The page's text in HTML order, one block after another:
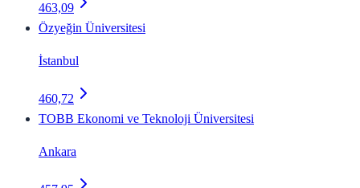
463,09
Özyeğin Üniversitesi
İstanbul
460,72
TOBB Ekonomi ve Teknoloji Üniversitesi
Ankara